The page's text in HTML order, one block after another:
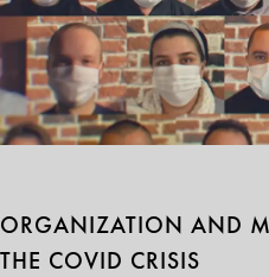
ОRGANIZATION AND
THE COVID CRISIS